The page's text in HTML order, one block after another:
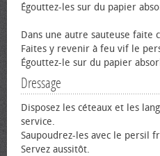
Égouttez-les sur du papier
Dans une autre sauteuse faite
Faites y revenir à feu vif le
Égouttez-le sur du papier
Dressage
Disposez les céteaux et les
service.
Saupoudrez-les avec le persil
Servez aussitôt.